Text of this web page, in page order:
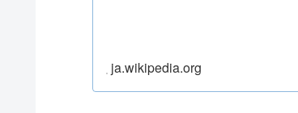
ja.wikipedia.org